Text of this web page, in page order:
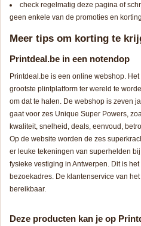
check regelmatig deze pagina of
geen enkele van de promoties en
Meer tips om korting te
Printdeal.be in een notendop
Printdeal.be is een online webshop.
grootste plintplatform ter wereld te
om dat te halen. De webshop is zeven
gaat voor zes Unique Super Powers,
kwaliteit, snelheid, deals, eenvoud,
Op de website worden de zes
er leuke tekeningen van superhelden
fysieke vestiging in Antwerpen. Dit is
bezoekadres. De klantenservice van
bereikbaar.
Deze producten kan je op